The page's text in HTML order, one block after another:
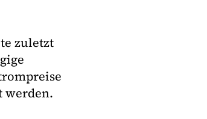
zuletzt
werden.